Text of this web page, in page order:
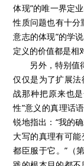
体现”的唯一界定
性质问题也有十分
意志的体现”的学
定义的价值都是相
另外，特别值得
仅仅是为了扩展
战那种把原来也
性”意义的真理话
锐地指出：“我的
大写的真理有可
都臣服于它。”（